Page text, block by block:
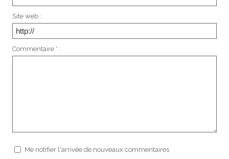
Site web :
Commentaire * :
Me notifier l'arrivée de nouveaux commentaires